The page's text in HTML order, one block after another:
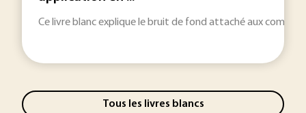
Ce livre blanc explique le bruit de fond attaché aux
Tous les livres blancs